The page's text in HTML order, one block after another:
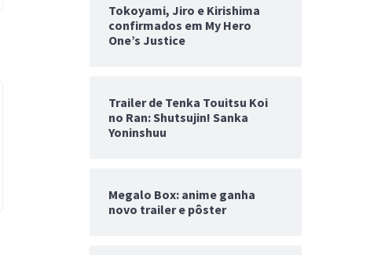
Tokoyami, Jiro e Kirishima
confirmados em My Hero
One’s Justice
Trailer de Tenka Touitsu Koi
no Ran: Shutsujin! Sanka
Yoninshuu
Megalo Box: anime ganha
novo trailer e pôster